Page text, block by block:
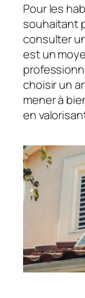
Pour les
souhaitant
consulter
est un
choisir un
mener à
en